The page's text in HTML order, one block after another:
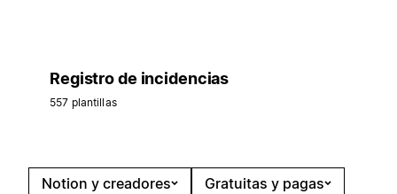
Registro de incidencias
557 plantillas
Notion y creadores
Gratuitas y pagas